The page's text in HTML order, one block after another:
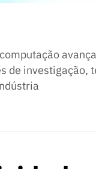
de investigação,